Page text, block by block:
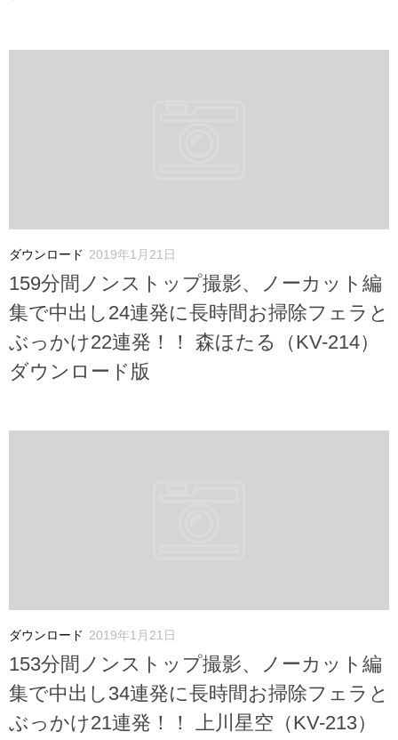
ダウンロード 2019年1月21日
159分間ノンストップ撮影、ノーカット編
集で中出し24連発に長時間お掃除フェラと
ぶっかけ22連発！！ 森ほたる（KV-214）
ダウンロード版
ダウンロード 2019年1月21日
153分間ノンストップ撮影、ノーカット編
集で中出し34連発に長時間お掃除フェラと
ぶっかけ21連発！！ 上川星空（KV-213）